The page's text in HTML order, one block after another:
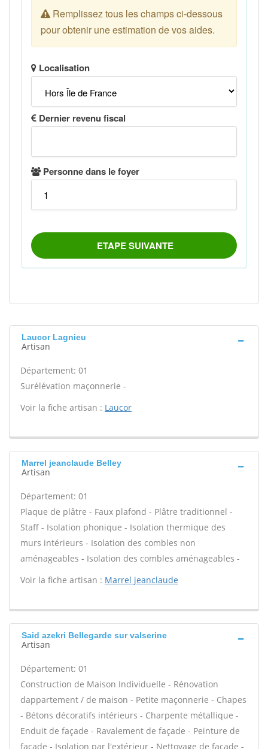
Laucor Lagnieu
Artisan
Département: 01
Surélévation maçonnerie -
Voir la fiche artisan : Laucor
Marrel jeanclaude Belley
Artisan
Département: 01
Plaque de plâtre - Faux plafond - Plâtre traditionnel -
Staff - Isolation phonique - Isolation thermique des
murs intérieurs - Isolation des combles non
aménageables - Isolation des combles aménageables -
Voir la fiche artisan : Marrel jeanclaude
Said azekri Bellegarde sur valserine
Artisan
Département: 01
Construction de Maison Individuelle - Rénovation
dappartement / de maison - Petite maçonnerie - Chapes
- Bétons décoratifs intérieurs - Charpente métallique -
Enduit de façade - Ravalement de façade - Peinture de
façade - Isolation par l'extérieur - Nettoyage de façade -